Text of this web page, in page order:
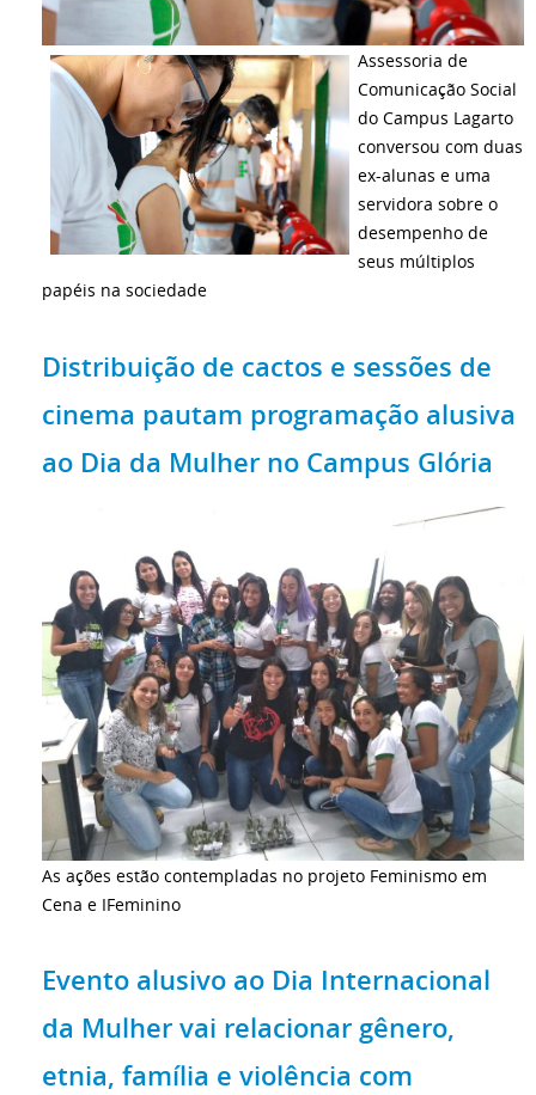
Assessoria de
Comunicação Social
do Campus Lagarto
conversou com duas
ex-alunas e uma
servidora sobre o
desempenho de
seus múltiplos
papéis na sociedade
Distribuição de cactos e sessões de
cinema pautam programação alusiva
ao Dia da Mulher no Campus Glória
As ações estão contempladas no projeto Feminismo em
Cena e IFeminino
Evento alusivo ao Dia Internacional
da Mulher vai relacionar gênero,
etnia, família e violência com